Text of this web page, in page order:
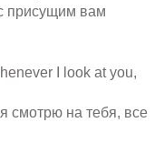
присущим вам
I look at you,
смотрю на тебя, все